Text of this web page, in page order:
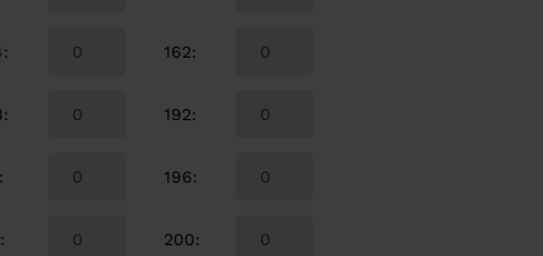
:
:
:
:
162:
192:
196:
200: